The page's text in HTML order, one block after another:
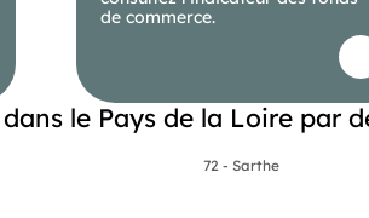
de commerce.
le Pays de la Loire par
72 - Sarthe